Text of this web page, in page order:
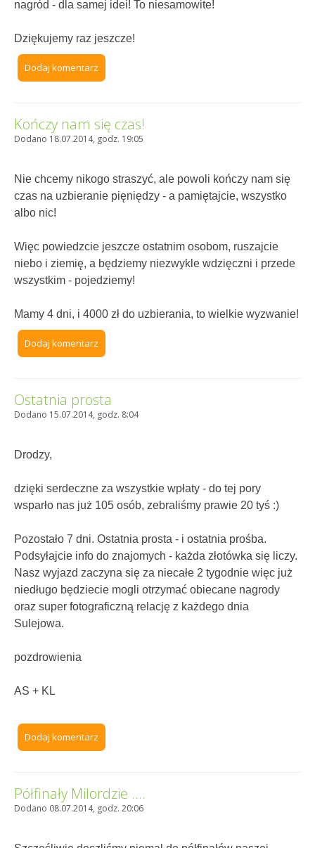
nagród - dla samej idei! To niesamowite!
Dziękujemy raz jeszcze!
Dodaj komentarz
Kończy nam się czas!
Dodano 18.07.2014, godz. 19:05
Nie chcemy nikogo straszyć, ale powoli kończy nam się
czas na uzbieranie pięniędzy - a pamiętajcie, wszystko
albo nic!
Więc powiedzcie jeszcze ostatnim osobom, ruszajcie
niebo i ziemię, a będziemy niezwykle wdzięczni i przede
wszystkim - pojedziemy!
Mamy 4 dni, i 4000 zł do uzbierania, to wielkie wyzwanie!
Dodaj komentarz
Ostatnia prosta
Dodano 15.07.2014, godz. 8:04
Drodzy,
dzięki serdeczne za wszystkie wpłaty - do tej pory
wsparło nas już 105 osób, zebraliśmy prawie 20 tyś :)
Pozostało 7 dni. Ostatnia prosta - i ostatnia prośba.
Podsyłajcie info do znajomych - każda złotówka się liczy.
Nasz wyjazd zaczyna się za niecałe 2 tygodnie więc już
niedługo będziecie mogli otrzymać obiecane nagrody
oraz super fotograficzną relację z każdego dnia
Sulejowa.
pozdrowienia
AS + KL
Dodaj komentarz
Półfinały Milordzie ....
Dodano 08.07.2014, godz. 20:06